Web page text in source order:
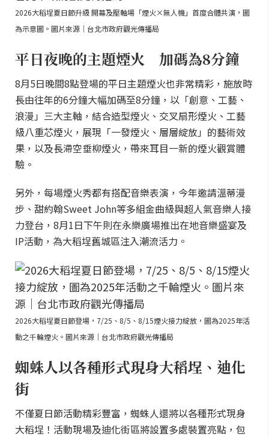
2026大稻埕夏日節升級 開幕及壓軸場「煙火×無人機」首度合體共演，圖
為示意圖。圖片來源｜台北市政府觀光傳播局
平日夜晚的主題煙火 加碼為8分鐘
8月5日晚間8點登場的平日主題煙火也非常精彩，施放時
長由往年的6分鐘大幅加碼至8分鐘，以「創意、工藝、
浪漫」三大主軸，結合造型煙火、交叉扇形煙火、工藝
級八重芯煙火，展現「一發煙火、層層綻放」的藝術效
果，以及長滯空垂柳煙火，帶來耳目一新的煙火觀賞體
驗。
另外，每場煙火秀都有搭配音樂表演，今年邀請溫蒂漫
步、甜約翰Sweet John等多組金曲級與超人氣音樂人接
力登台，8月1日下午則在永樂廣場推出在地音樂盛宴及
IP活動，為大稻埕舊城區注入潮流活力。
2026大稻埕夏日節登場，7/25、8/5、8/15煙火接力綻放，圖為2025年活
動之千輪煙火。圖片來源｜台北市政府觀光傳播局
蜘蛛人以各種形式現身大稻埕、迪化
街
不僅夏日節活動精彩豐富，蜘蛛人還將以各種形式現身
大稻埕！活動現場及迪化街區將設置多處裝置亮點，包